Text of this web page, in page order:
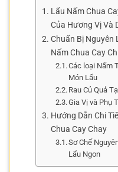
Lẩu Nấm Chua
Của Hương Vị Và
Chuẩn Bị Nguyên
Nấm Chua Cay
Các loại Nấm
Món Lẩu
Rau Củ Quả
Gia Vị và Phụ
Hướng Dẫn Chi
Chua Cay Chay
Sơ Chế
Lẩu Ngon